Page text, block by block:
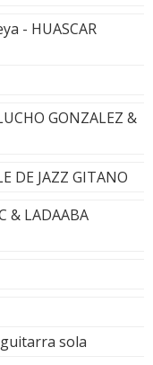
- HUASCAR
GONZALEZ &
DE JAZZ GITANO
& LADAABA
sola